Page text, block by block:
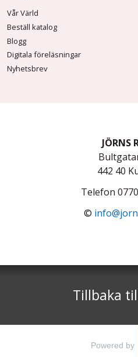
Vår Värld
Beställ katalog
Blogg
Digitala föreläsningar
Nyhetsbrev
JÖRNS
442 40
Telefon
©
Tillbaka
Powered by